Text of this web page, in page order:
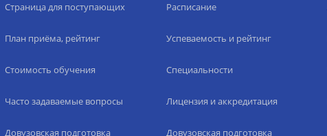
Страница для поступающих
План приёма, рейтинг
Стоимость обучения
Часто задаваемые вопросы
Довузовская подготовка
Расписание
Успеваемость и рейтинг
Специальности
Лицензия и аккредитация
Довузовская подготовка